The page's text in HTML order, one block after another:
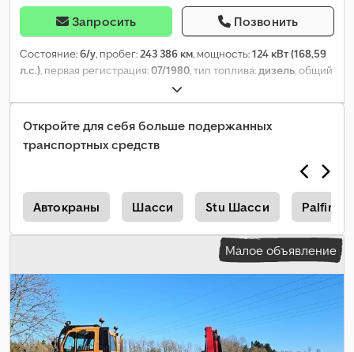
Запросить Позвонить
Состояние:б/у, пробег:243 386 км, мощность:124 кВт (168,59
л.с.), первая регистрация:07/1980, тип топлива:дизель, общий
, конфигурация осей:
передачи:механический, Оборудование:попал в аварию,
Откройте для себя больше подержанных
транспортных средств
Автокраны Шасси Stu Шасси
Малое объявление